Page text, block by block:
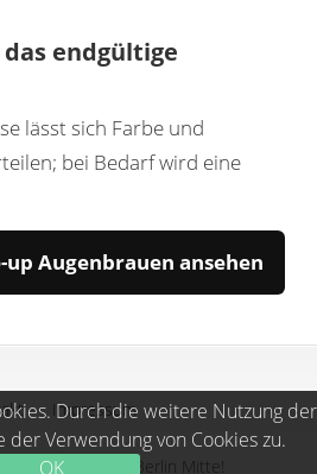
Durch die weitere Nutzung der
der Verwendung von Cookies zu.
OK
endgültige
lässt sich Farbe und
bei Bedarf wird eine
Augenbrauen ansehen
Impressum
in Berlin Mitte!